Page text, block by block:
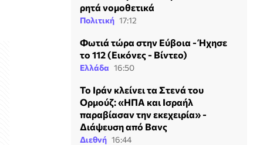
ρητά νομοθετικά
Πολιτική 17:12
Φωτιά τώρα στην Εύβοια - Ήχησε
το 112 (Εικόνες - Βίντεο)
Ελλάδα 16:50
Το Ιράν κλείνει τα Στενά του
Ορμούζ: «ΗΠΑ και Ισραήλ
παραβίασαν την εκεχειρία» -
Διάψευση από Βανς
Διεθνή 16:44